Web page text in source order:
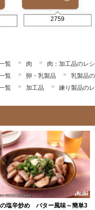
2759
覧 肉
肉：加工品のレ
覧 卵・乳製品
乳製品
覧 加工品 練り製品の
塩辛炒め バター風味～簡単3